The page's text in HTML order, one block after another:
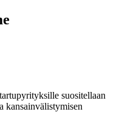
suositellaan
kansainvälistymisen